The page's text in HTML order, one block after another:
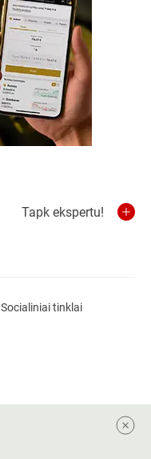
Tapk ekspertu!
Socialiniai tinklai